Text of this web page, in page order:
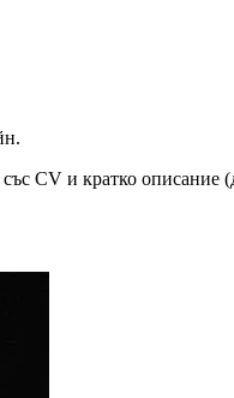
CV и кратко описание